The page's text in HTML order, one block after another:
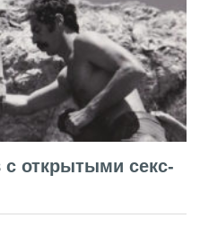
открытыми секс-